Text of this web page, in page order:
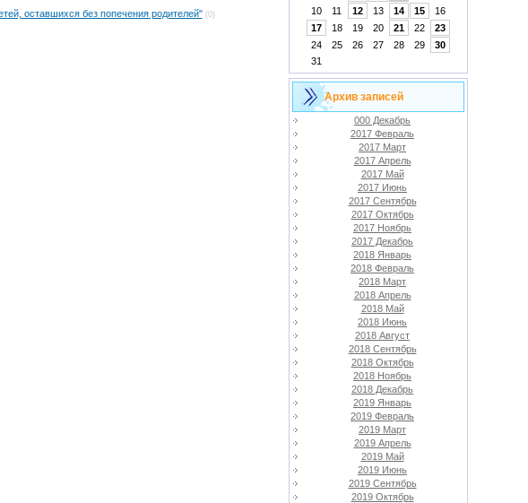
оставшихся без попечения родителей" (0)
10
11 12 13 14 15
16
17
18 19 20 21 22
23
24
25 26 27 28 29
30
31
Архив записей
000 Декабрь
2017 Февраль
2017 Март
2017 Апрель
2017 Май
2017 Июнь
2017 Сентябрь
2017 Октябрь
2017 Ноябрь
2017 Декабрь
2018 Январь
2018 Февраль
2018 Март
2018 Апрель
2018 Май
2018 Июнь
2018 Август
2018 Сентябрь
2018 Октябрь
2018 Ноябрь
2018 Декабрь
2019 Январь
2019 Февраль
2019 Март
2019 Апрель
2019 Май
2019 Июнь
2019 Сентябрь
2019 Октябрь